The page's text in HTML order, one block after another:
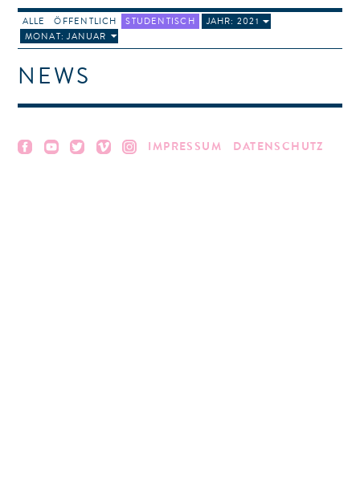
ALLE ÖFFENTLICH STUDENTISCH
JAHR: 2021
MONAT: JANUAR
NEWS
IMPRESSUM DATENSCHUTZ